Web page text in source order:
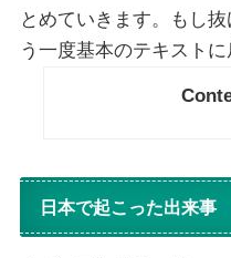
とめていきます。もし
う一度基本のテキスト
日本で起こった出来事